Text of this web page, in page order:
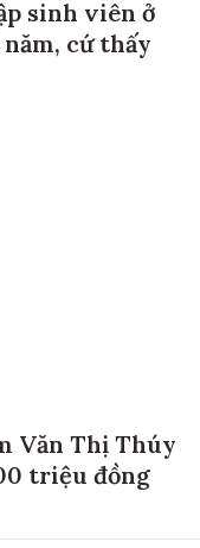
sinh viên ở
cứ thấy
Văn Thị Thúy
triệu đồng